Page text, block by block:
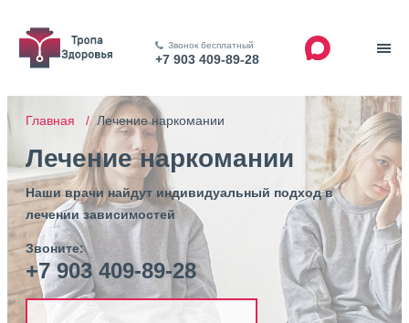
Звонок бесплатный
+7 903 409-89-28
Главная /Лечение наркомании
Лечение наркомании
Наши врачи найдут индивидуальный подход в
лечении зависимостей
Звоните:
+7 903 409-89-28